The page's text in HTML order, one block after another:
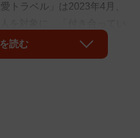
トラベル」は2023年4月、
一緒に寝たことがあるか」
読む